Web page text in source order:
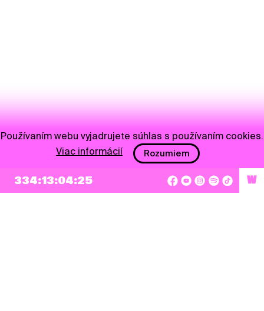
334:13:04:25 W
Používaním webu vyjadrujete súhlas s používaním cookies.
Viac informácií
Rozumiem